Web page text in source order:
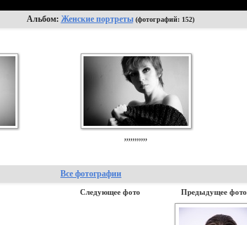
Альбом: Женские портреты (фотографий: 152)
,,,,,,,,,,,
Все фотографии
Следующее фото Предыдущее фото